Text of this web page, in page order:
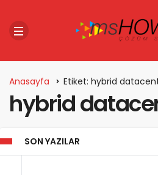
Anasayfa Etiket: hybrid
hybrid
SON YAZILAR